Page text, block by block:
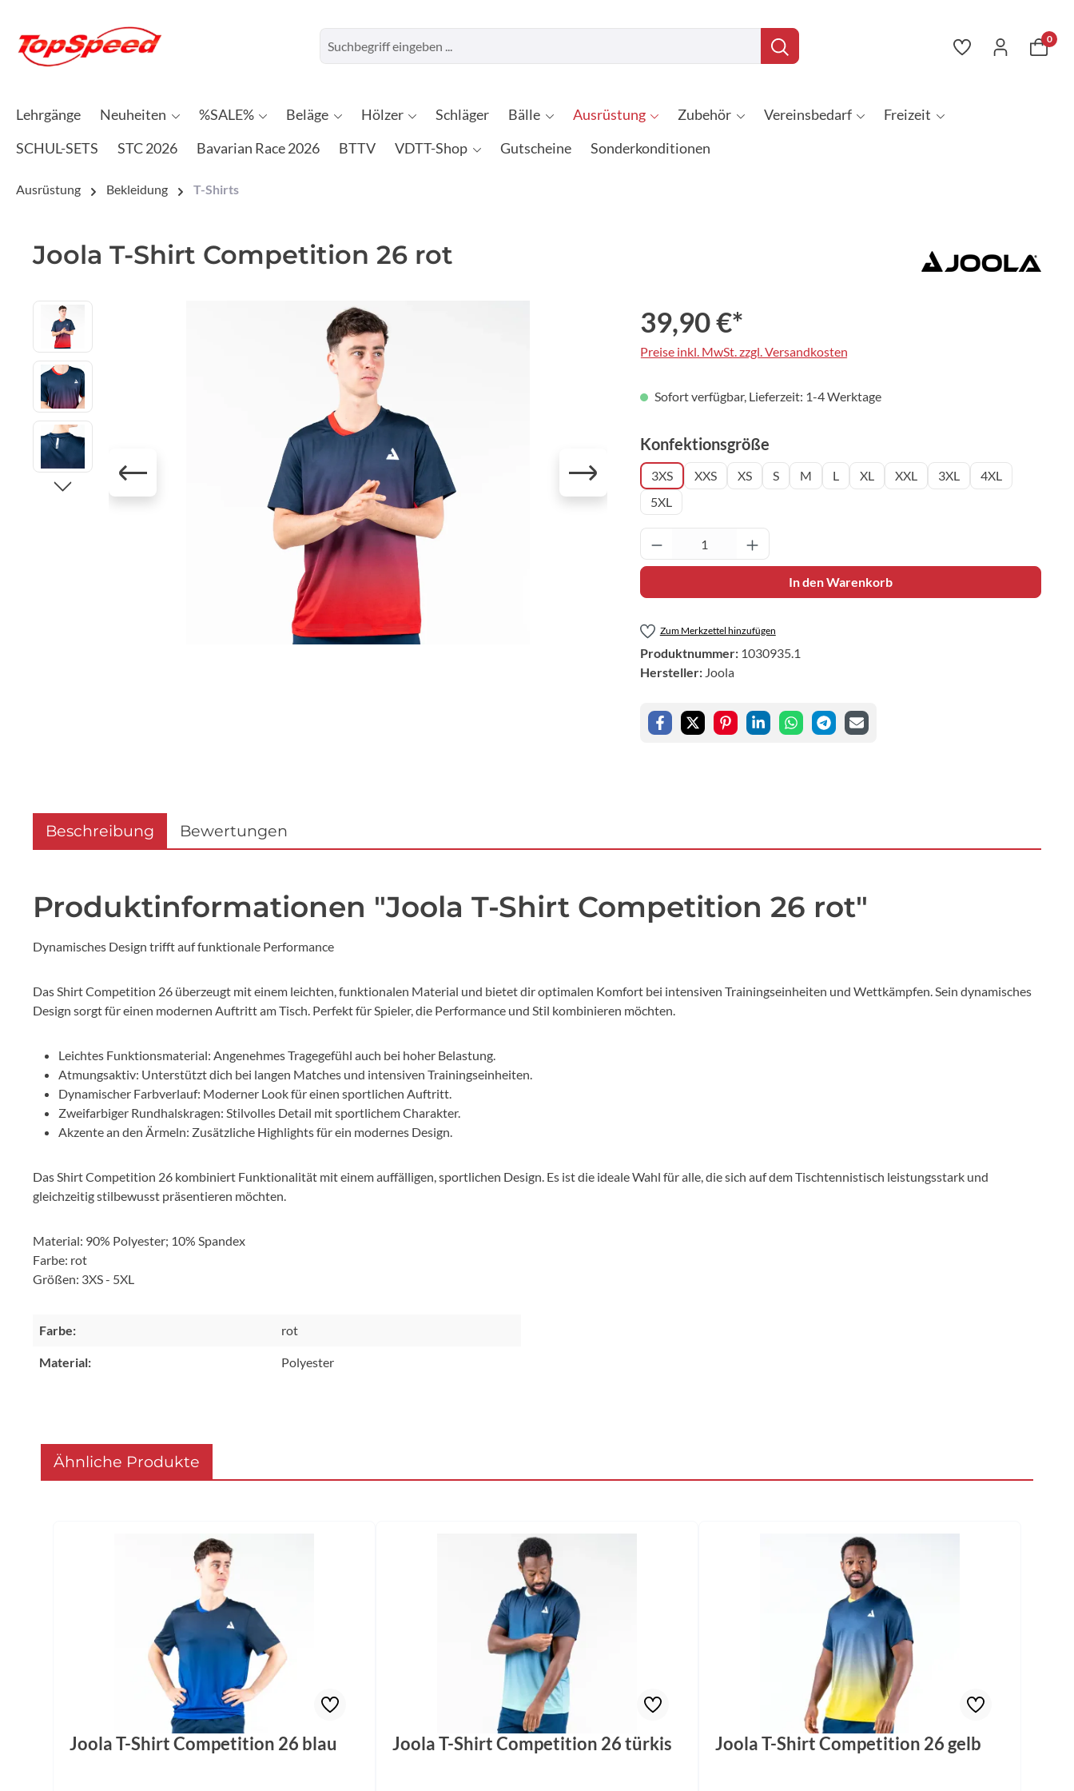
0
Lehrgänge Neuheiten %SALE% Beläge Hölzer Schläger Bälle Ausrüstung Zubehör Vereinsbedarf
Freizeit
SCHUL-SETS
STC 2026 Bavarian Race 2026 BTTV VDTT-Shop Gutscheine Sonderkonditionen
Ausrüstung Bekleidung T-Shirts
Joola T-Shirt Competition 26 rot
Bildergalerie überspringen 39,90 €*
Preise inkl. MwSt. zzgl. Versandkosten
Sofort verfügbar, Lieferzeit: 1-4 Werktage
Konfektionsgrößeauswählen
3XS XXS XS S M L XL XXL 3XL
4XL
5XL
Produkt Anzahl: Gib den gewünschten Wert ein
In den Warenkorb
Zum Merkzettel hinzufügen
Produktnummer: 1030935.1
Hersteller: Joola
Beschreibung Bewertungen
Produktinformationen "Joola T-Shirt Competition 26 rot"
Dynamisches Design trifft auf funktionale Performance
Das Shirt Competition 26 überzeugt mit einem leichten, funktionalen Material und bietet dir optimalen Komfort bei intensiven Trainingseinheiten und Wettkämpfen. Sein dynamisches
Design sorgt für einen modernen Auftritt am Tisch. Perfekt für Spieler, die Performance und Stil kombinieren möchten.
Leichtes Funktionsmaterial: Angenehmes Tragegefühl auch bei hoher Belastung.
Atmungsaktiv: Unterstützt dich bei langen Matches und intensiven Trainingseinheiten.
Dynamischer Farbverlauf: Moderner Look für einen sportlichen Auftritt.
Zweifarbiger Rundhalskragen: Stilvolles Detail mit sportlichem Charakter.
Akzente an den Ärmeln: Zusätzliche Highlights für ein modernes Design.
Das Shirt Competition 26 kombiniert Funktionalität mit einem auffälligen, sportlichen Design. Es ist die ideale Wahl für alle, die sich auf dem Tischtennistisch leistungsstark und
gleichzeitig stilbewusst präsentieren möchten.
Material: 90% Polyester; 10% Spandex
Farbe: rot
Größen: 3XS - 5XL
Farbe: rot
Material: Polyester
Ähnliche Produkte
Joola T-Shirt Competition 26 blau Joola T-Shirt Competition 26 türkis Joola T-Shirt Competition 26 gelb